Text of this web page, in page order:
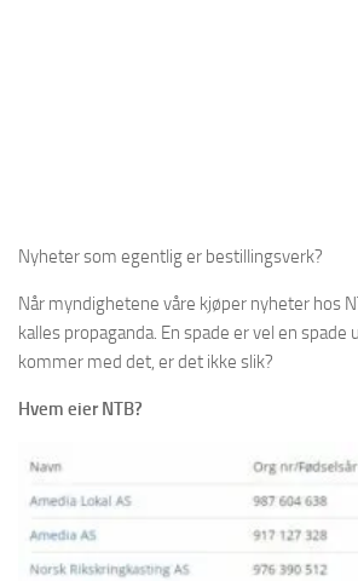
Nyheter som egentlig er bestillingsverk?
Når myndighetene våre kjøper nyheter hos
kalles propaganda. En spade er vel en
kommer med det, er det ikke slik?
Hvem eier NTB?